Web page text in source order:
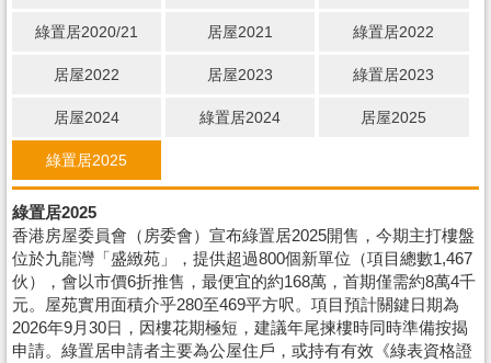
綠置居2020/21 居屋2021 綠置居2022
居屋2022 居屋2023 綠置居2023
居屋2024 綠置居2024 居屋2025
綠置居2025
綠置居2025
香港房屋委員會（房委會）宣布綠置居2025開售，今期主打樓盤
位於九龍灣「盛緻苑」，提供超過800個新單位（項目總數1,467
伙），會以市價6折推售，最便宜的約168萬，首期僅需約8萬4千
元。屋苑實用面積介乎280至469平方呎。項目預計關鍵日期為
2026年9月30日，因樓花期極短，建議年尾揀樓時同時準備按揭
申請。綠置居申請者主要為公屋住戶，或持有有效《綠表資格證